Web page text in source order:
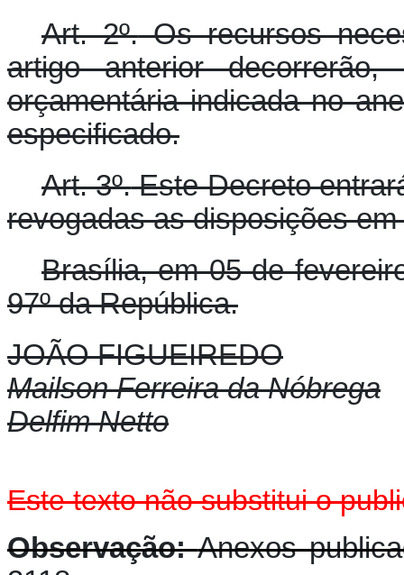
Art. 2º.Os recursos
artigo anterior
orçamentária indicada no
especificado.
Art. 3º.Este Decreto
revogadas as disposições
Brasília, em 05 de
97º da República.
JOÃO FIGUEIREDO
Mailson Ferreira da Nóbrega
Delfim Netto
Este texto não substitui o
Observação:Anexos